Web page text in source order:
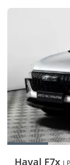
Haval F7x I